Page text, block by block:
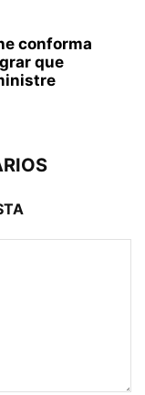
conforma
que